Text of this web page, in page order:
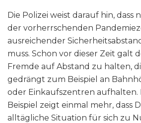
Die Polizei weist darauf hin, dass
der vorherrschenden
ausreichender
muss. Schon vor dieser Zeit galt
Fremde auf Abstand zu halten,
gedrängt zum Beispiel an
oder Einkaufszentren aufhalten.
Beispiel zeigt einmal mehr, dass
alltägliche Situation für sich zu